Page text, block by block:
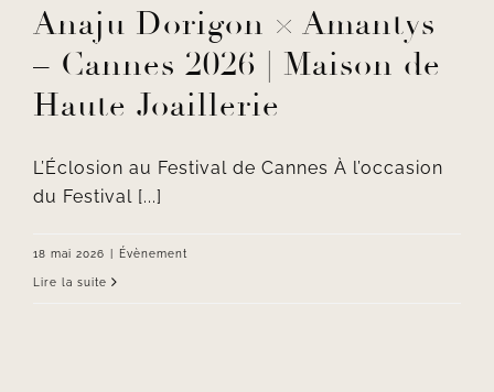
Anaju Dorigon × Amantys
– Cannes 2026 | Maison de
Haute Joaillerie
L’Éclosion au Festival de Cannes À l’occasion
du Festival [...]
18 mai 2026 Évènement
Lire la suite